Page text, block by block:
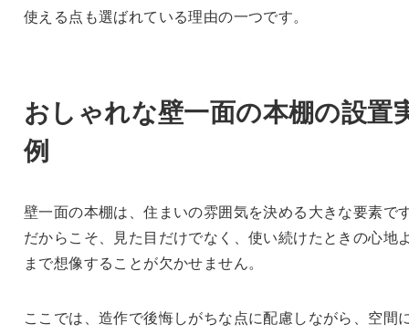
使える点も選ばれている理由の一つです。
おしゃれな壁一面の本棚の設置
例
壁一面の本棚は、住まいの雰囲気を決める大きな要素で
だからこそ、見た目だけでなく、使い続けたときの心地
まで想像することが欠かせません。
ここでは、造作で後悔しがちな点に配慮しながら、空間